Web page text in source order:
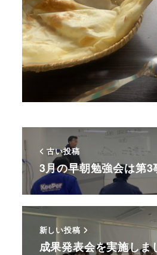
古い投稿
3月の早朝勉強会は第3
新しい投稿
成果発表会を実施しま